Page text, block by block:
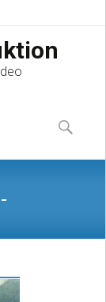
to
content
Suchen
nach:
O-Töne,